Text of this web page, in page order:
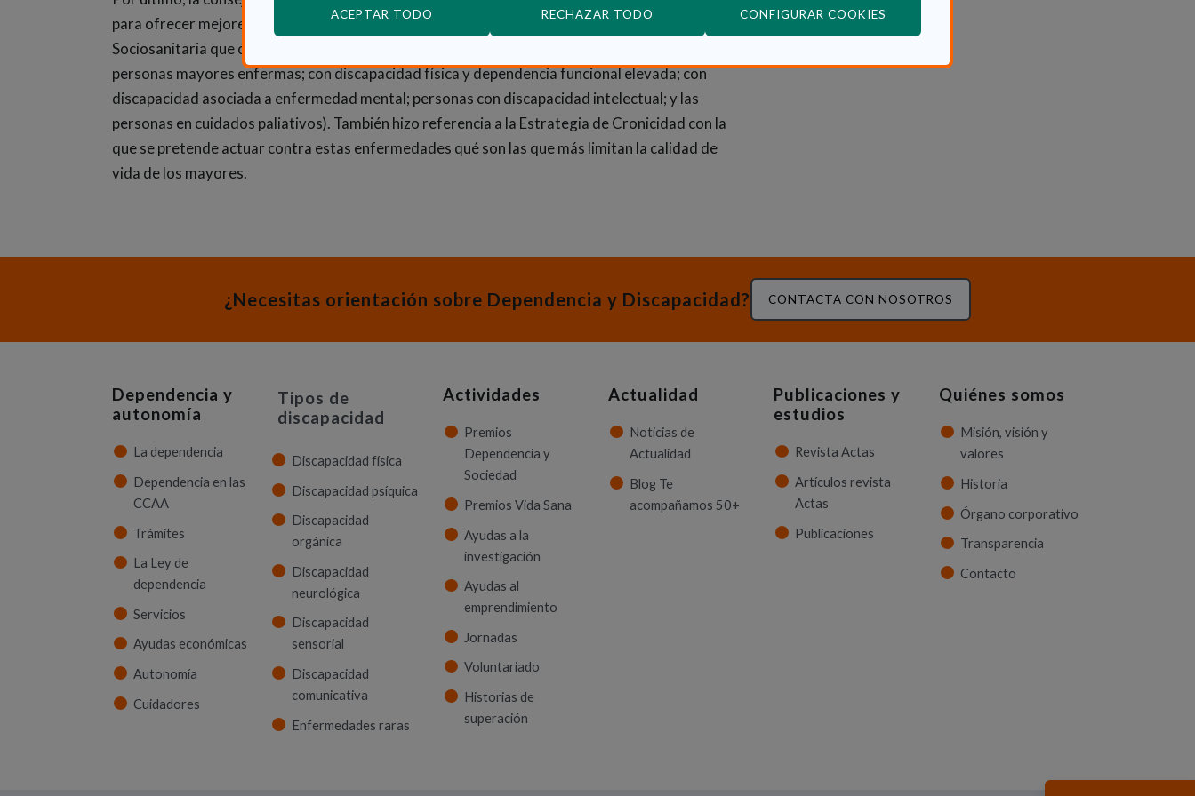
ACEPTAR TODO RECHAZAR TODO CONFIGURAR COOKIES
para ofrecer mejores servicios a los mayores recordando que existe un Plan Marco de Atención
Sociosanitaria que clasifica en cinco perfiles diferentes la población a la que va dirigido (las
personas mayores enfermas; con discapacidad física y dependencia funcional elevada; con
discapacidad asociada a enfermedad mental; personas con discapacidad intelectual; y las
personas en cuidados paliativos). También hizo referencia a la Estrategia de Cronicidad con la
que se pretende actuar contra estas enfermedades qué son las que más limitan la calidad de
vida de los mayores.
¿Necesitas orientación sobre Dependencia y Discapacidad? CONTACTA CON NOSOTROS
Dependencia y
autonomía
La dependencia
Dependencia en las
CCAA
Trámites
La Ley de
dependencia
Servicios
Ayudas económicas
Autonomía
Cuidadores
Tipos de
discapacidad
Discapacidad física
Discapacidad psíquica
Discapacidad
orgánica
Discapacidad
neurológica
Discapacidad
sensorial
Discapacidad
comunicativa
Enfermedades raras
Actividades
Premios
Dependencia y
Sociedad
Premios Vida Sana
Ayudas a la
investigación
Ayudas al
emprendimiento
Jornadas
Voluntariado
Historias de
superación
Actualidad
Noticias de
Actualidad
Blog Te
acompañamos 50+
Publicaciones y
estudios
Revista Actas
Artículos revista
Actas
Publicaciones
Quiénes somos
Misión, visión y
valores
Historia
Órgano corporativo
Transparencia
Contacto